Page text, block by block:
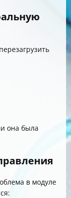
она была
в модуле